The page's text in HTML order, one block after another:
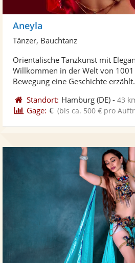
Aneyla
Tänzer, Bauchtanz
Orientalische Tanzkunst mit
Willkommen in der Welt von
Bewegung eine Geschichte
Standort: Hamburg (DE) -43
Gage: € (bis ca. 500 € pro